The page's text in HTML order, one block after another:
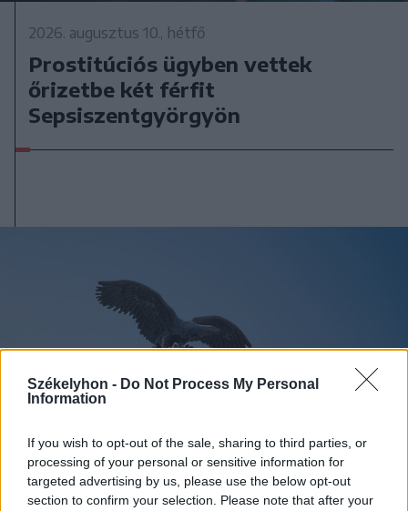
Székelyhon - Do Not Process My Personal
Information
If you wish to opt-out of the sale, sharing to third parties, or
processing of your personal or sensitive information for
targeted advertising by us, please use the below opt-out
section to confirm your selection. Please note that after your
2026. augusztus 10., hétfő
Prostitúciós ügyben vettek
őrizetbe két férfit
Sepsiszentgyörgyön